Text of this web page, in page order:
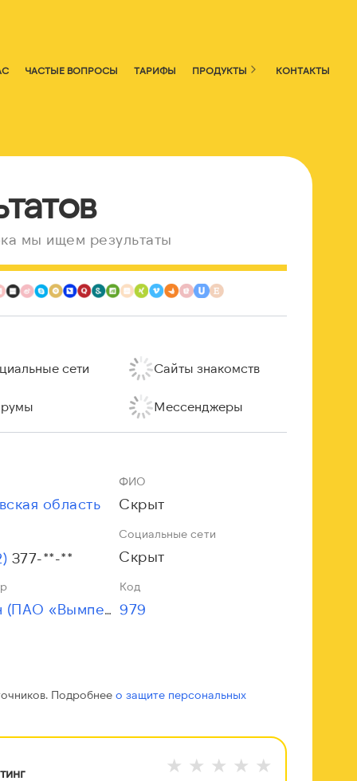
ЧАСТЫЕ ВОПРОСЫ ТАРИФЫ ПРОДУКТЫ КОНТАКТЫ
мы ищем результаты
сети Сайты знакомств
Мессенджеры
область
ФИО
Скрыт
377-**-**
Социальные сети
Скрыт
Билайн (ПАО «Вымпелком»)
Код
979
Подробнеео защите персональных
★ ★ ★ ★ ★